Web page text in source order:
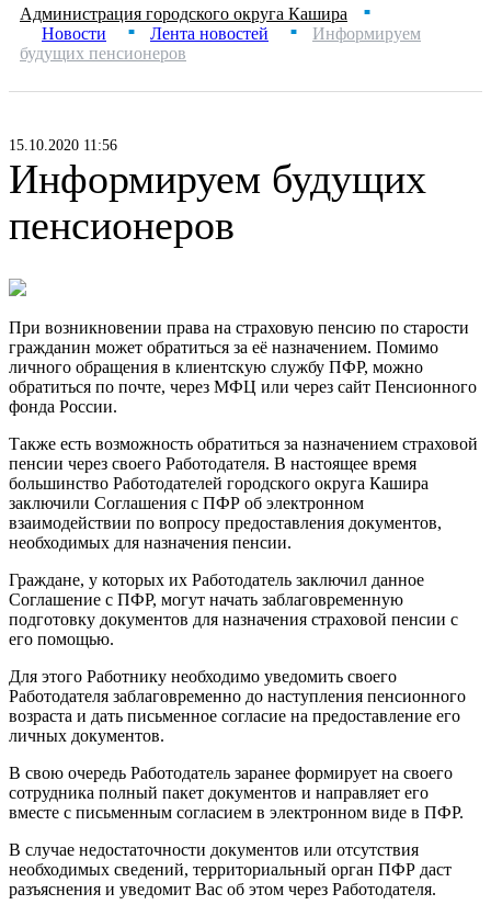
Администрация городского округа Кашира ■
Новости ■ Лента новостей ■
Информируем
будущих пенсионеров
15.10.2020 11:56
Информируем будущих
пенсионеров
При возникновении права на страховую пенсию по старости
гражданин может обратиться за её назначением. Помимо
личного обращения в клиентскую службу ПФР, можно
обратиться по почте, через МФЦ или через сайт Пенсионного
фонда России.
Также есть возможность обратиться за назначением страховой
пенсии через своего Работодателя. В настоящее время
большинство Работодателей городского округа Кашира
заключили Соглашения с ПФР об электронном
взаимодействии по вопросу предоставления документов,
необходимых для назначения пенсии.
Граждане, у которых их Работодатель заключил данное
Соглашение с ПФР, могут начать заблаговременную
подготовку документов для назначения страховой пенсии с
его помощью.
Для этого Работнику необходимо уведомить своего
Работодателя заблаговременно до наступления пенсионного
возраста и дать письменное согласие на предоставление его
личных документов.
В свою очередь Работодатель заранее формирует на своего
сотрудника полный пакет документов и направляет его
вместе с письменным согласием в электронном виде в ПФР.
В случае недостаточности документов или отсутствия
необходимых сведений, территориальный орган ПФР даст
разъяснения и уведомит Вас об этом через Работодателя.